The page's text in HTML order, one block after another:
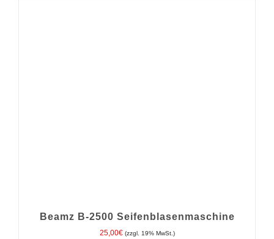
Beamz B-2500 Seifenblasenmaschine
25,00€ (zzgl. 19% MwSt.)